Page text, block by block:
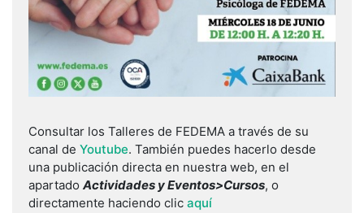
Consultar los Talleres de FEDEMA a través de su
canal de Youtube. También puedes hacerlo desde
una publicación directa en nuestra web, en el
apartado Actividades y Eventos>Cursos, o
directamente haciendo clic aquí